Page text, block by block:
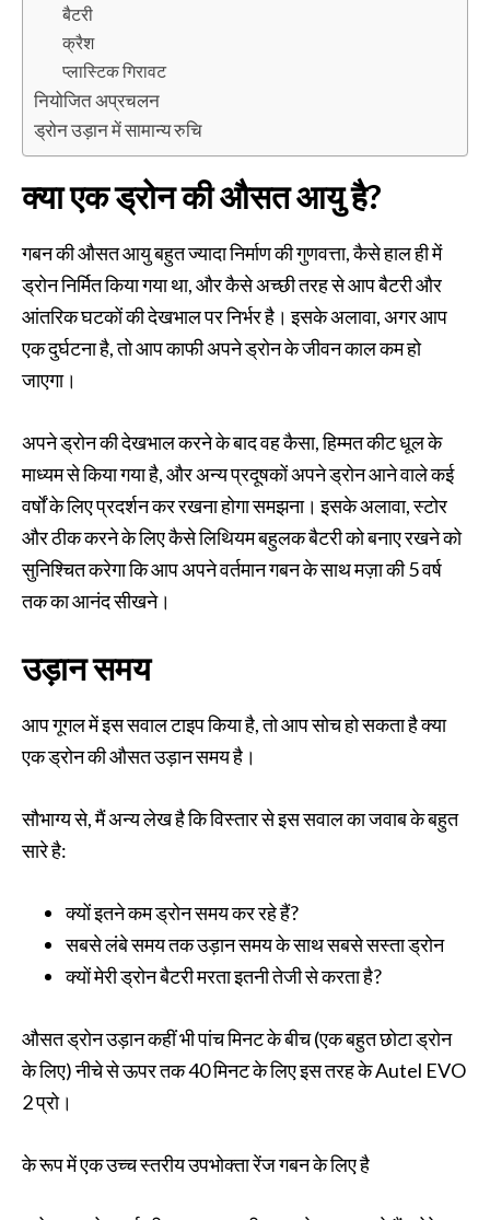
बैटरी
क्रैश
प्लास्टिक गिरावट
नियोजित अप्रचलन
ड्रोन उड़ान में सामान्य रुचि
क्या एक ड्रोन की औसत आयु है?
गबन की औसत आयु बहुत ज्यादा निर्माण की गुणवत्ता, कैसे हाल ही में
ड्रोन निर्मित किया गया था, और कैसे अच्छी तरह से आप बैटरी और
आंतरिक घटकों की देखभाल पर निर्भर है। इसके अलावा, अगर आप
एक दुर्घटना है, तो आप काफी अपने ड्रोन के जीवन काल कम हो
जाएगा।
अपने ड्रोन की देखभाल करने के बाद वह कैसा, हिम्मत कीट धूल के
माध्यम से किया गया है, और अन्य प्रदूषकों अपने ड्रोन आने वाले कई
वर्षों के लिए प्रदर्शन कर रखना होगा समझना। इसके अलावा, स्टोर
और ठीक करने के लिए कैसे लिथियम बहुलक बैटरी को बनाए रखने को
सुनिश्चित करेगा कि आप अपने वर्तमान गबन के साथ मज़ा की 5 वर्ष
तक का आनंद सीखने।
उड़ान समय
आप गूगल में इस सवाल टाइप किया है, तो आप सोच हो सकता है क्या
एक ड्रोन की औसत उड़ान समय है।
सौभाग्य से, मैं अन्य लेख है कि विस्तार से इस सवाल का जवाब के बहुत
सारे है:
क्यों इतने कम ड्रोन समय कर रहे हैं?
सबसे लंबे समय तक उड़ान समय के साथ सबसे सस्ता ड्रोन
क्यों मेरी ड्रोन बैटरी मरता इतनी तेजी से करता है?
औसत ड्रोन उड़ान कहीं भी पांच मिनट के बीच (एक बहुत छोटा ड्रोन
के लिए) नीचे से ऊपर तक 40 मिनट के लिए इस तरह के Autel EVO
2 प्रो।
के रूप में एक उच्च स्तरीय उपभोक्ता रेंज गबन के लिए है